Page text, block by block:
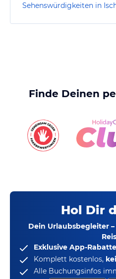
Sehenswürdigkeiten in
Finde Deinen
Hol Dir
Dein Urlaubsbegleiter
Exklusive App-Rabatte
Komplett kostenlos,
Alle Buchungsinfos